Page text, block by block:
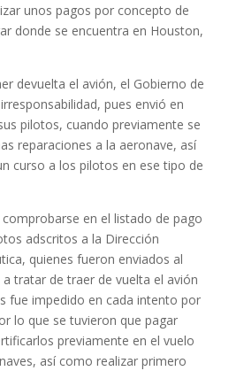
unos pagos por concepto de
donde se encuentra en Houston,
devuelta el avión, el Gobierno de
pues envió en
pilotos, cuando previamente se
reparaciones a la aeronave, así
curso a los pilotos en ese tipo de
en el listado de pago
adscritos a la Dirección
quienes fueron enviados al
tratar de traer de vuelta el avión
fue impedido en cada intento por
lo que se tuvieron que pagar
previamente en el vuelo
así como realizar primero